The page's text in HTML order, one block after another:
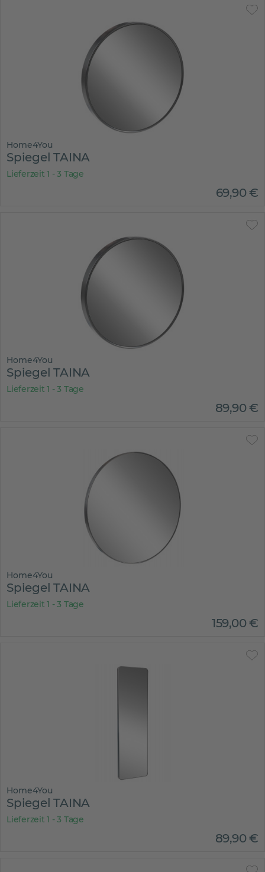
Home4You
Spiegel TAINA
Lieferzeit 1 - 3 Tage
69,90€
Home4You
Spiegel TAINA
Lieferzeit 1 - 3 Tage
89,90€
Home4You
Spiegel TAINA
Lieferzeit 1 - 3 Tage
159,00€
Home4You
Spiegel TAINA
Lieferzeit 1 - 3 Tage
89,90€